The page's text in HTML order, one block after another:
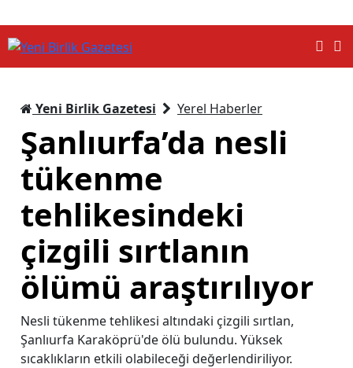
Yeni Birlik Gazetesi Yerel Haberler
Şanlıurfa’da nesli
tükenme
tehlikesindeki
çizgili sırtlanın
ölümü araştırılıyor
Nesli tükenme tehlikesi altındaki çizgili sırtlan,
Şanlıurfa Karaköprü'de ölü bulundu. Yüksek
sıcaklıkların etkili olabileceği değerlendiriliyor.